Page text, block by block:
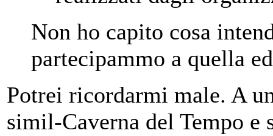
Non ho capito cosa
partecipammo a quella
Potrei ricordarmi male. A
simil-Caverna del Tempo e